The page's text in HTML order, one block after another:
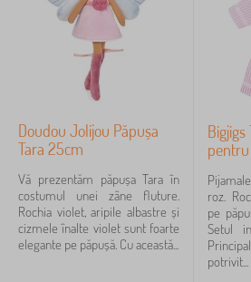
Doudou Jolijou Păpușa
Tara 25cm
Vă prezentăm păpușa Tara în
costumul unei zâne fluture.
Rochia violet, aripile albastre și
cizmele înalte violet sunt foarte
elegante pe păpușă. Cu această...
Bigjigs
roz.
pe
Setul
potrivit...